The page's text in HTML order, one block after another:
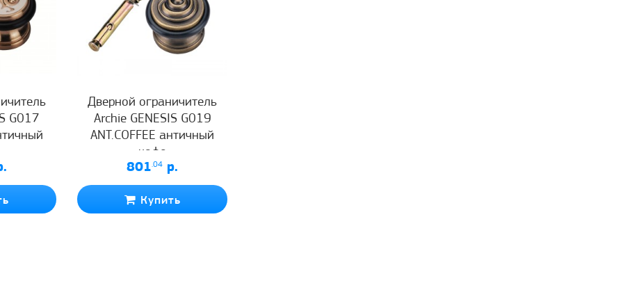
G017
Дверной ограничитель
Archie GENESIS G019
ANT.COFFEE античный
кофе
801.04 р.
Купить